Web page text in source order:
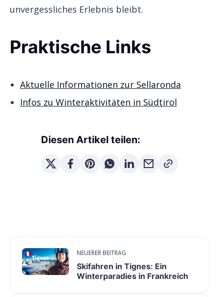
unvergessliches Erlebnis bleibt.
Praktische Links
Aktuelle Informationen zur Sellaronda
Infos zu Winteraktivitäten in Südtirol
Diesen Artikel teilen:
NEUERER BEITRAG
Skifahren in Tignes: Ein
Winterparadies in Frankreich